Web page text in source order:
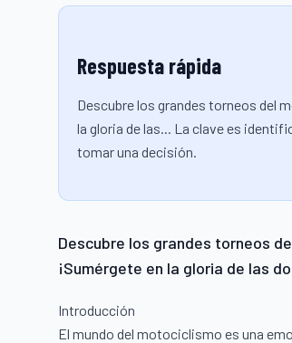
Respuesta rápida
Descubre los grandes torneos del
la gloria de las... La clave es
tomar una decisión.
Descubre los grandes torneos
¡Sumérgete en la gloria de las
Introducción
El mundo del motociclismo es una